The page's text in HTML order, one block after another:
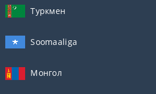
Туркмен
Soomaaliga
Монгол